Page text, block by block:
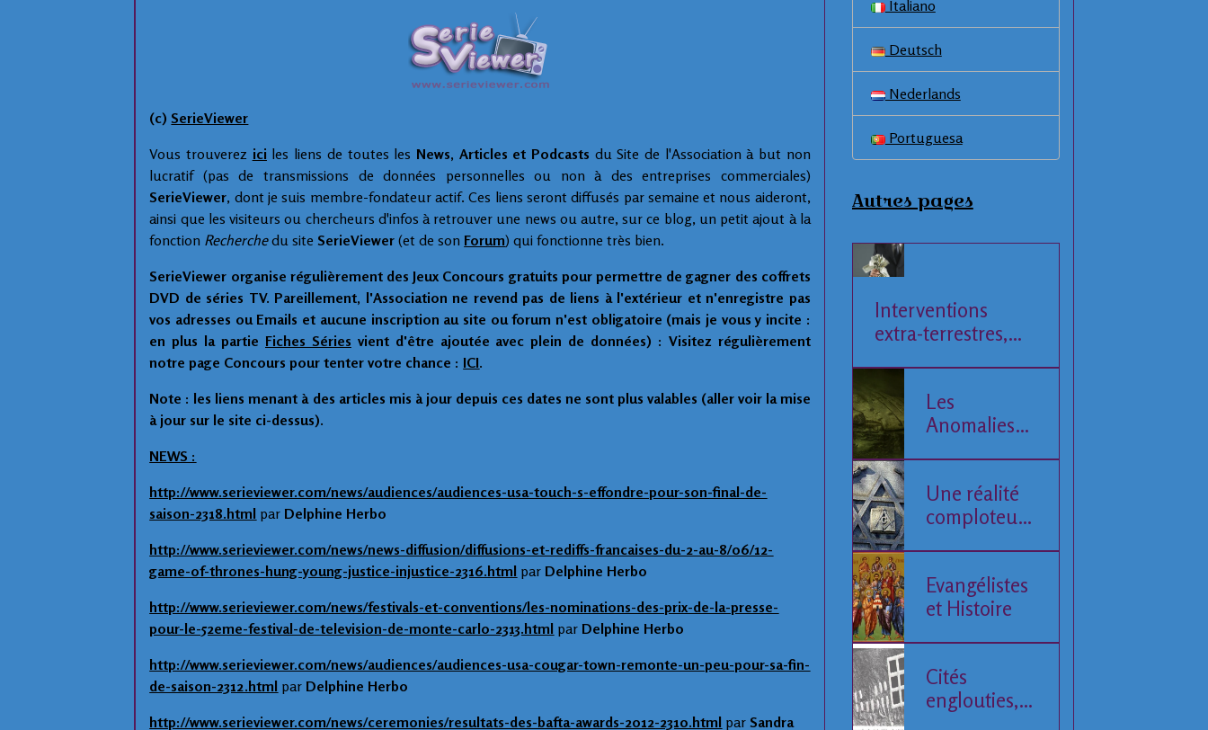
(c) SerieViewer
Vous trouverez ici les liens de toutes les News, Articles et Podcasts du Site de l'Association à but non
lucratif (pas de transmissions de données personnelles ou non à des entreprises commerciales)
SerieViewer, dont je suis membre-fondateur actif. Ces liens seront diffusés par semaine et nous aideront,
ainsi que les visiteurs ou chercheurs d'infos à retrouver une news ou autre, sur ce blog, un petit ajout à la
fonction Recherchedu site SerieViewer (et de son Forum)qui fonctionne très bien.
SerieViewer organise régulièrement des Jeux Concours gratuits pour permettre de gagner des coffrets
DVD de séries TV. Pareillement, l'Association ne revend pas de liens à l'extérieur et n'enregistre pas
vos adresses ou Emails et aucune inscription au site ou forum n'est obligatoire (mais je vous y incite :
en plus la partie Fiches Séries vient d'être ajoutée avec plein de données) : Visitez régulièrement
notre page Concours pour tenter votre chance : ICI.
Note : les liens menant à des articles mis à jour depuis ces dates ne sont plus valables (aller voir la mise
à jour sur le site ci-dessus).
NEWS :
http://www.serieviewer.com/news/audiences/audiences-usa-touch-s-effondre-pour-son-final-de-
saison-2318.html par Delphine Herbo
http://www.serieviewer.com/news/news-diffusion/diffusions-et-rediffs-francaises-du-2-au-8/06/12-
game-of-thrones-hung-young-justice-injustice-2316.html par Delphine Herbo
http://www.serieviewer.com/news/festivals-et-conventions/les-nominations-des-prix-de-la-presse-
pour-le-52eme-festival-de-television-de-monte-carlo-2313.html par Delphine Herbo
http://www.serieviewer.com/news/audiences/audiences-usa-cougar-town-remonte-un-peu-pour-sa-fin-
de-saison-2312.html par Delphine Herbo
http://www.serieviewer.com/news/ceremonies/resultats-des-bafta-awards-2012-2310.html par Sandra
Italiano
Deutsch
Nederlands
Portuguesa
Autres pages
Interventions
extra-terrestres,
Les
Anomalies
Une réalité
comploteuse
Evangélistes
et Histoire
Cités
englouties,